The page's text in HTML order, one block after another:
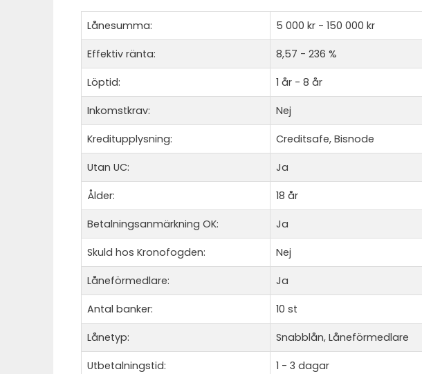
Lånesumma: 5 000 kr - 150 000 kr
Effektiv ränta: 8,57 - 236 %
Löptid: 1 år - 8 år
Inkomstkrav: Nej
Kreditupplysning: Creditsafe, Bisnode
Utan UC: Ja
Ålder: 18 år
Betalningsanmärkning OK: Ja
Skuld hos Kronofogden: Nej
Låneförmedlare: Ja
Antal banker: 10 st
Lånetyp: Snabblån, Låneförmedlare
Utbetalningstid: 1 - 3 dagar